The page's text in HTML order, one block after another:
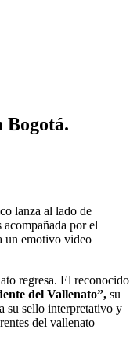
Bogotá.
lanza al lado de
por el
un emotivo video
regresa. El reconocido
del Vallenato”, su
su sello interpretativo y
del vallenato